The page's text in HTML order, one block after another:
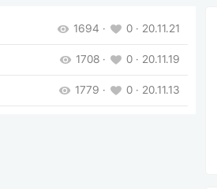
1694 · 0 · 20.11.21
1708 · 0 · 20.11.19
1779 · 0 · 20.11.13